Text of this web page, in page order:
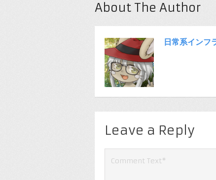
About The Author
日常系インフ
Leave a Reply